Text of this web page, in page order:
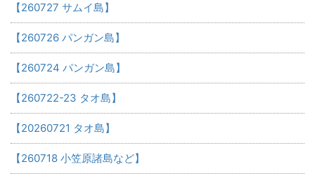
【260727 サムイ島】
【260726 パンガン島】
【260724 パンガン島】
【260722-23 タオ島】
【20260721 タオ島】
【260718 小笠原諸島など】